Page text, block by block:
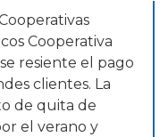
Cooperativa
resiente el pago
clientes. La
de quita de
el verano y